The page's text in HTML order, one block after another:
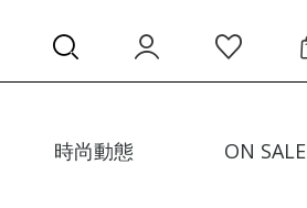
時尚動態 ON SALE